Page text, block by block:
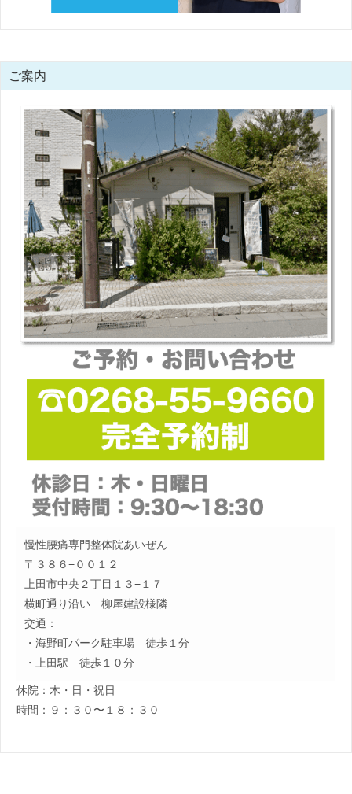
ご案内
慢性腰痛専門整体院あいぜん
〒３８６−００１２
上田市中央２丁目１３−１７
横町通り沿い 柳屋建設様隣
交通：
・海野町パーク駐車場 徒歩１分
・上田駅 徒歩１０分
休院：木・日・祝日
時間：９：３０〜１８：３０